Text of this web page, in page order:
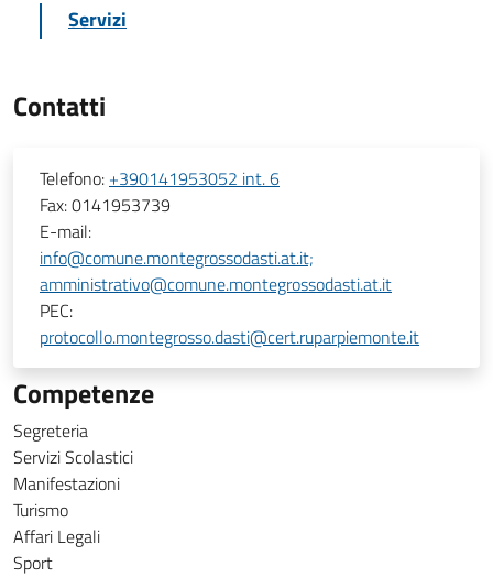
Servizi
Contatti
Telefono: +390141953052 int. 6
Fax:0141953739
E-mail:
info@comune.montegrossodasti.at.it;
amministrativo@comune.montegrossodasti.at.it
PEC:
protocollo.montegrosso.dasti@cert.ruparpiemonte.it
Competenze
Segreteria
Servizi Scolastici
Manifestazioni
Turismo
Affari Legali
Sport